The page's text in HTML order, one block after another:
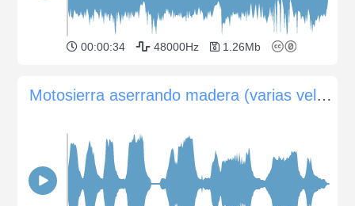
00:00:34 48000Hz 1.26Mb
Motosierra aserrando madera (varias velocidades)